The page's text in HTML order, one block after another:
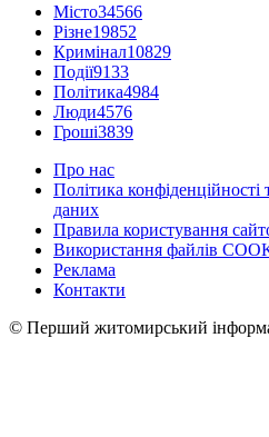
Місто34566
Різне19852
Кримінал10829
Події9133
Політика4984
Люди4576
Гроші3839
Про нас
Політика
даних
Правила користування
Використання файлів
Реклама
Контакти
© Перший житомирський